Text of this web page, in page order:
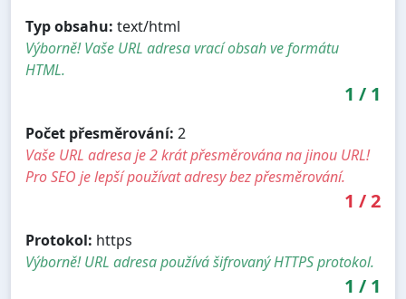
Typ obsahu: text/html
Výborně! Vaše URL adresa vrací obsah ve formátu
HTML.
1 / 1
Počet přesměrování: 2
Vaše URL adresa je 2 krát přesměrována na jinou URL!
Pro SEO je lepší používat adresy bez přesměrování.
1 /2
Protokol: https
Výborně! URL adresa používá šifrovaný HTTPS protokol.
1 / 1